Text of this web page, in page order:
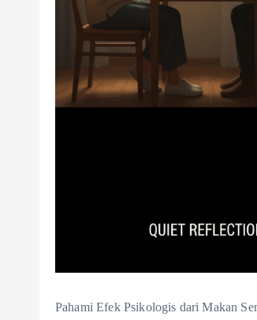
Pahami Efek Psikologis dari Makan